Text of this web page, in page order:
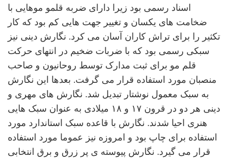
اسناد رسمی بود زیرا دارای ضربه قلمو موهایی با
ضخامت های یکسان و تغییر جهت هایی کم بود که کار
تکثیر را برای تراش کاران آسان می کرد. نگارش دینی نیز
سبکی رسمی بود که با ضربات ضخیم در انتهای حرکت
قلم مو برای ثبت مدارک توسط روحانیون و صاحب
منصبان مورد استفاده قرار می گرفت. بعدها این نگارش
به سبک معمول نوشتار تبدیل شد. نگارش های مهری و
دینی هر دو در قرون ۱۷ و ۱۸ میلادی به عنوان سبک هایی
هنری احیا شدند. نگارش با قاعده سبک استاندارد مورد
استفاده برای چاپ بود و امروزه نیز عموما مورد استفاده
قرار می گیرد. نگارش پیوسته ی پر زرق و برق انتخابی